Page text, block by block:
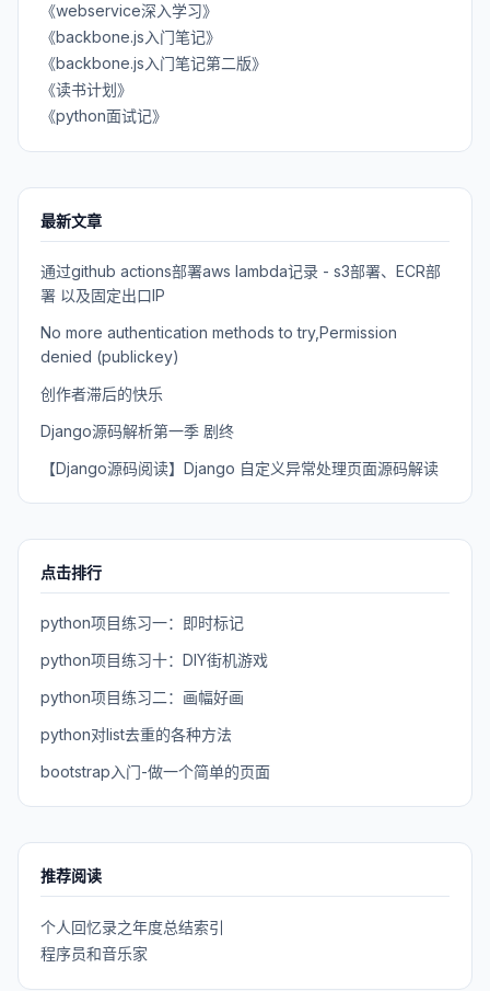
《webservice深入学习》
《backbone.js入门笔记》
《backbone.js入门笔记第二版》
《读书计划》
《python面试记》
最新文章
通过github actions部署aws lambda记录 - s3部署、ECR部
署 以及固定出口IP
No more authentication methods to try,Permission
denied (publickey)
创作者滞后的快乐
Django源码解析第一季 剧终
【Django源码阅读】Django 自定义异常处理页面源码解读
点击排行
python项目练习一：即时标记
python项目练习十：DIY街机游戏
python项目练习二：画幅好画
python对list去重的各种方法
bootstrap入门-做一个简单的页面
推荐阅读
个人回忆录之年度总结索引
程序员和音乐家